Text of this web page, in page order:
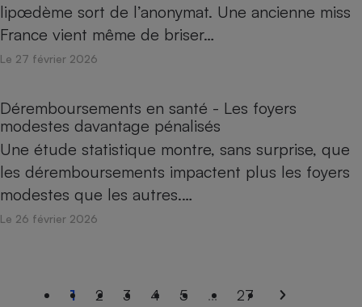
lipœdème sort de l’anonymat. Une ancienne miss
France vient même de briser…
Le 27 février 2026
Déremboursements en santé - Les foyers
modestes davantage pénalisés
Une étude statistique montre, sans surprise, que
les déremboursements impactent plus les foyers
modestes que les autres.…
Le 26 février 2026
1 2 3 4 5 ... 27